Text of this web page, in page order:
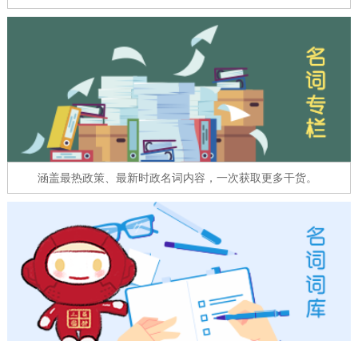
十六区概览
绿色北京 图说北京 视频北京
多语种
ENGLISH 한국어 日本語
FRANÇAIS
ESPAÑOL العربية PORTUGUÊS
ITALIANO
涵盖最热政策、最新时政名词内容，一次获取更多干货。